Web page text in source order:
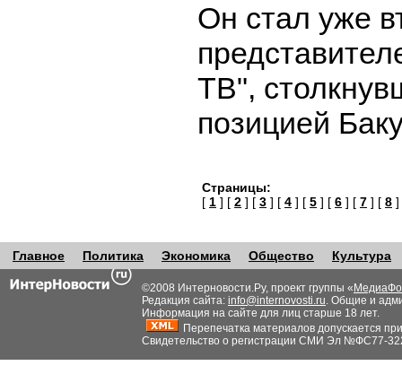
Он стал уже
ТВ",
позицией
Страницы:
[ 1 ] [ 2 ] [ 3 ] [ 4 ] [ 5 ] [ 6 ] [ 7 ] [ 8 ]
Главное Политика Экономика Общество Культура
©2008 Интерновости.Ру, проект группы «
Редакция сайта: info@internovosti.ru. Общие и
Информация на сайте для лиц старше 18 лет.
Перепечатка материалов допускается
Свидетельство о регистрации СМИ Эл №ФС77-